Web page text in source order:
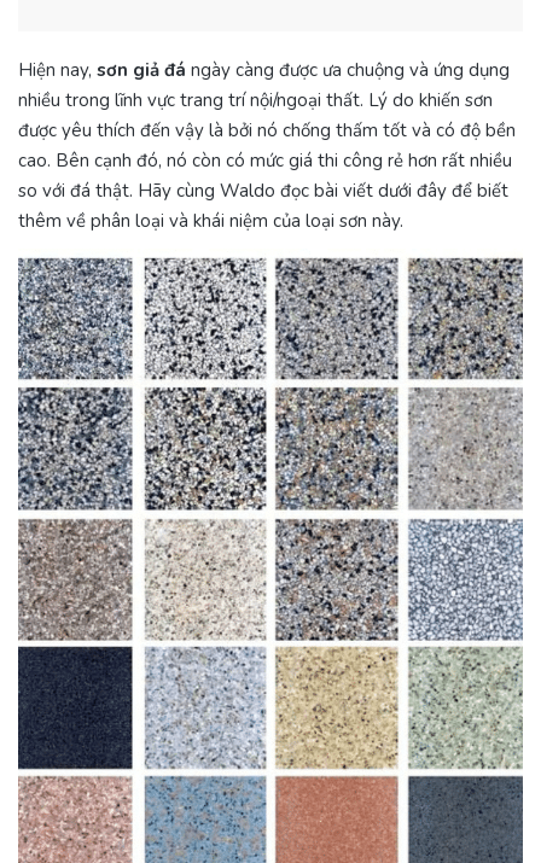
Hiện nay, sơn giả đá ngày càng được ưa chuộng và ứng dụng
nhiều trong lĩnh vực trang trí nội/ngoại thất. Lý do khiến sơn
được yêu thích đến vậy là bởi nó chống thấm tốt và có độ bền
cao. Bên cạnh đó, nó còn có mức giá thi công rẻ hơn rất nhiều
so với đá thật. Hãy cùng Waldo đọc bài viết dưới đây để biết
thêm về phân loại và khái niệm của loại sơn này.